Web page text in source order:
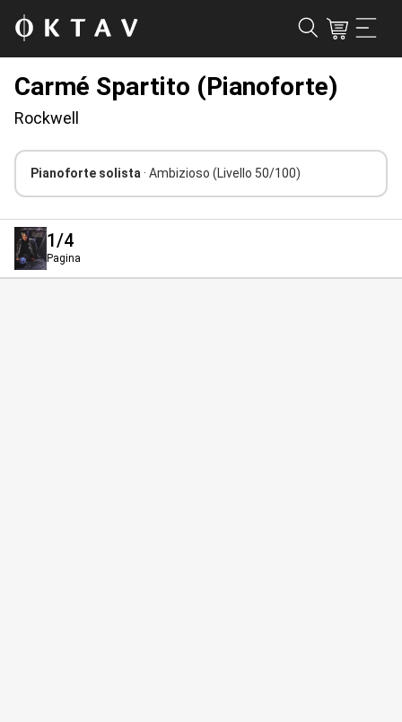
Carmé Spartito (Pianoforte)
Rockwell
Pianoforte solista · Ambizioso (Livello 50/100)
1/4
Pagina